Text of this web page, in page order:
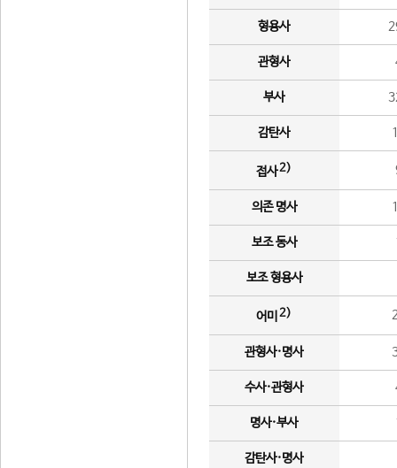
형용사
관형사
부사
감탄사
접사2)
의존 명사
보조 동사
보조 형용사
어미 2)
관형사·명사
수사·관형사
명사·부사
감탄사·명사